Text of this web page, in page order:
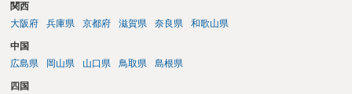
関西
大阪府
兵庫県 京都府 滋賀県 奈良県 和歌山県
中国
広島県
岡山県 山口県 鳥取県 島根県
四国